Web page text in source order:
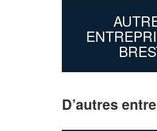
D’autres